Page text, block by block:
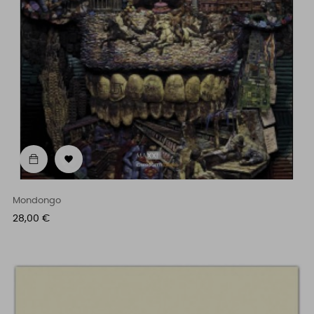

Mondongo
Prezzo
28,00 €